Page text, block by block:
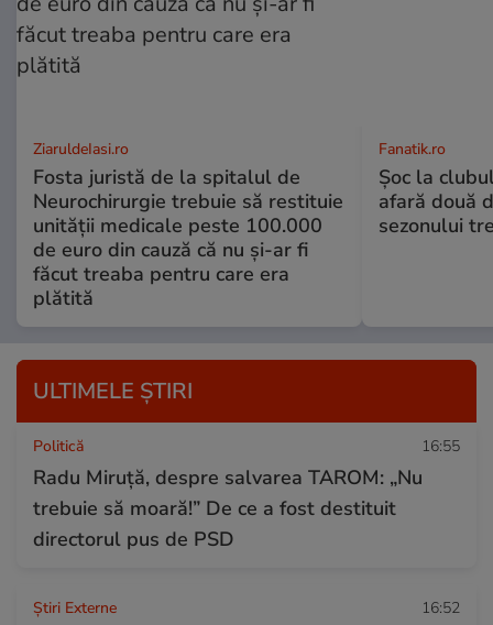
ZiaruldeIasi.ro
Fosta juristă de la spitalul de
Neurochirurgie trebuie să restituie
unității medicale peste 100.000
de euro din cauză că nu și-ar fi
făcut treaba pentru care era
plătită
Fanatik.ro
Șoc la
afară două
sezonului
ULTIMELE ȘTIRI
Politică 16:55
Radu Miruță, despre salvarea TAROM: „Nu
trebuie să moară!” De ce a fost destituit
directorul pus de PSD
Știri Externe 16:52